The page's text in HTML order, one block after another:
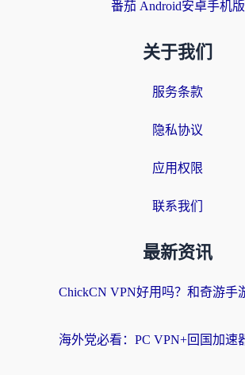
番茄 Android安卓手机版
关于我们
服务条款
隐私协议
应用权限
联系我们
最新资讯